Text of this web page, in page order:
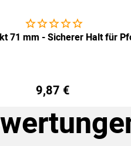
Noch keine Bewertungen
71 mm - Sicherer Halt für
9,87 €